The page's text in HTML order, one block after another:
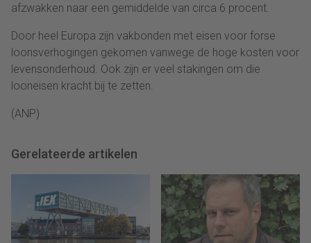
afzwakken naar een gemiddelde van circa 6 procent.
Door heel Europa zijn vakbonden met eisen voor forse
loonsverhogingen gekomen vanwege de hoge kosten voor
levensonderhoud. Ook zijn er veel stakingen om die
looneisen kracht bij te zetten.
(ANP)
Gerelateerde artikelen